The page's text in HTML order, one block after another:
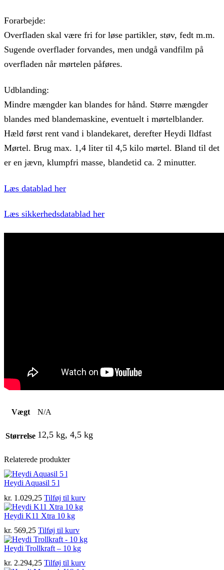
Forarbejde:
Overfladen skal være fri for løse partikler, støv, fedt m.m.
Sugende overflader forvandes, men undgå vandfilm på
overfladen når mørtelen påføres.
Udblanding:
Mindre mængder kan blandes for hånd. Større mængder
blandes med blandemaskine, eventuelt i mørtelblander.
Hæld først rent vand i blandekaret, derefter Heydi Ildfast
Mørtel. Brug max. 1,4 liter til 4,5 kilo mørtel. Bland til det
er en jævn, klumpfri masse, blandetid ca. 2 minutter.
Læs datablad her
Læs sikkerhedsdatablad her
Vægt N/A
Størrelse 12,5 kg, 4,5 kg
Relaterede produkter
Heydi Aquasil 5 l
kr. 1.029,25 Tilføj til kurv
Heydi K11 Xtra 10 kg
kr. 569,25 Tilføj til kurv
Heydi Trollkraft – 10 kg
kr. 2.294,25 Tilføj til kurv